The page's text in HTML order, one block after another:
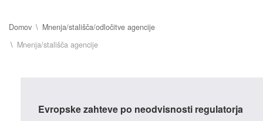
Domov
Mnenja/stališča/odločitve agencije
Mnenja/stališča agencije
Evropske zahteve po neodvisnosti regulatorja